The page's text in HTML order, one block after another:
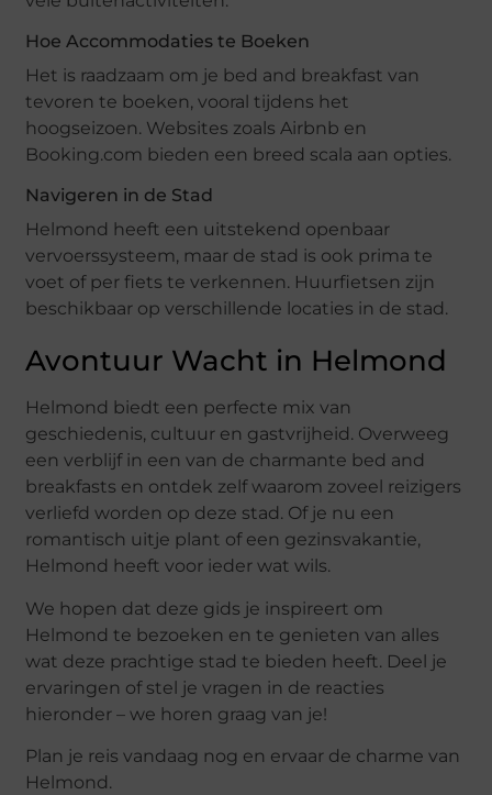
Hoe Accommodaties te Boeken
Het is raadzaam om je bed and breakfast van
tevoren te boeken, vooral tijdens het
hoogseizoen. Websites zoals Airbnb en
Booking.com bieden een breed scala aan opties.
Navigeren in de Stad
Helmond heeft een uitstekend openbaar
vervoerssysteem, maar de stad is ook prima te
voet of per fiets te verkennen. Huurfietsen zijn
beschikbaar op verschillende locaties in de stad.
Avontuur Wacht in Helmond
Helmond biedt een perfecte mix van
geschiedenis, cultuur en gastvrijheid. Overweeg
een verblijf in een van de charmante bed and
breakfasts en ontdek zelf waarom zoveel reizigers
verliefd worden op deze stad. Of je nu een
romantisch uitje plant of een gezinsvakantie,
Helmond heeft voor ieder wat wils.
We hopen dat deze gids je inspireert om
Helmond te bezoeken en te genieten van alles
wat deze prachtige stad te bieden heeft. Deel je
ervaringen of stel je vragen in de reacties
hieronder – we horen graag van je!
Plan je reis vandaag nog en ervaar de charme van
Helmond.